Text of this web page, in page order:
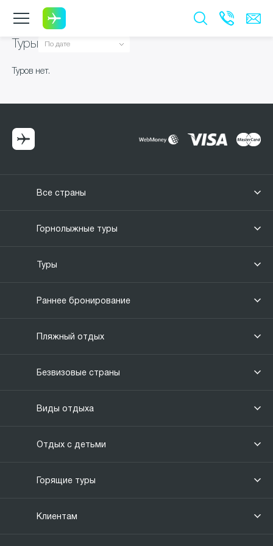
Туры
Туров нет.
Все страны
Горнолыжные туры
Туры
Раннее бронирование
Пляжный отдых
Безвизовые страны
Виды отдыха
Отдых с детьми
Горящие туры
Клиентам